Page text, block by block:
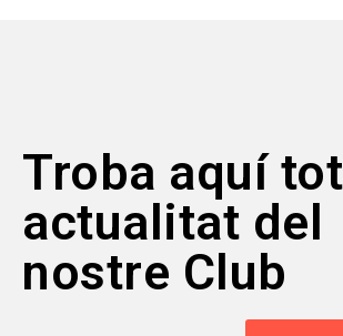
Troba aquí
actualitat del
nostre Club